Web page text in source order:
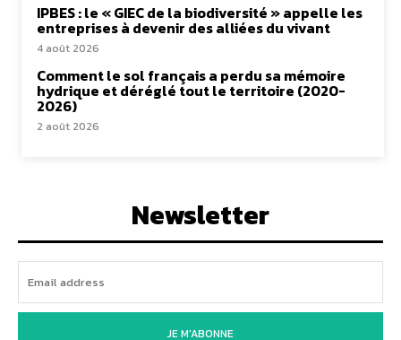
IPBES : le « GIEC de la biodiversité » appelle les
entreprises à devenir des alliées du vivant
4 août 2026
Comment le sol français a perdu sa mémoire
hydrique et déréglé tout le territoire (2020-
2026)
2 août 2026
Newsletter
JE M'ABONNE